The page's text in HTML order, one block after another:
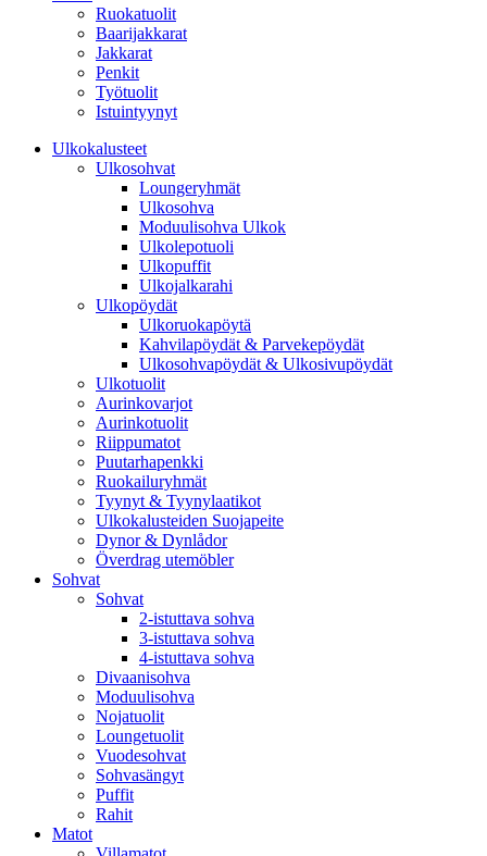
Ruokatuolit
Baarijakkarat
Jakkarat
Penkit
Työtuolit
Istuintyynyt
Ulkokalusteet
Ulkosohvat
Loungeryhmät
Ulkosohva
Moduulisohva Ulkok
Ulkolepotuoli
Ulkopuffit
Ulkojalkarahi
Ulkopöydät
Ulkoruokapöytä
Kahvilapöydät & Parvekepöydät
Ulkosohvapöydät & Ulkosivupöydät
Ulkotuolit
Aurinkovarjot
Aurinkotuolit
Riippumatot
Puutarhapenkki
Ruokailuryhmät
Tyynyt & Tyynylaatikot
Ulkokalusteiden Suojapeite
Dynor & Dynlådor
Överdrag utemöbler
Sohvat
Sohvat
2-istuttava sohva
3-istuttava sohva
4-istuttava sohva
Divaanisohva
Moduulisohva
Nojatuolit
Loungetuolit
Vuodesohvat
Sohvasängyt
Puffit
Rahit
Matot